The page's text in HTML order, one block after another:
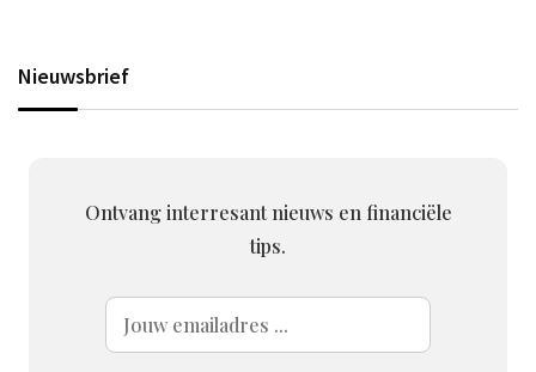
Nieuwsbrief
Ontvang interresant nieuws en financiële
tips.